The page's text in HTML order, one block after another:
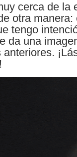
cerca de la
otra
tengo
da una